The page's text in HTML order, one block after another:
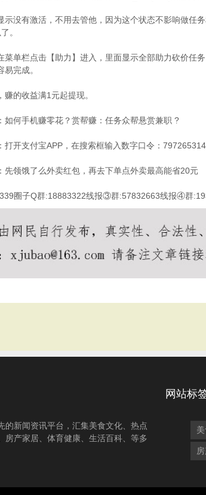
有激活，不用去管他，因为这个状态不影响做任务
。
栏点击【助力】进入，里面显示全部助力砍价任
完成。
的收益满1元起提现。
何手机赚零花？赏帮赚：任务众帮悬赏兼职 ?
开支付宝APP，在搜索框输入数字口令：
领饿了么外卖红包，再去下单点外卖最高能省20元
圈子Q群:18883322线报③群:57832663线报④群
的新闻资讯平台，汇集美食文化、热点
房产家居、体育健康、生活百科、等多
网站标